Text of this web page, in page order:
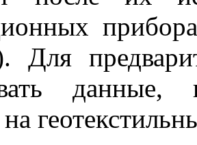
Для
данные,